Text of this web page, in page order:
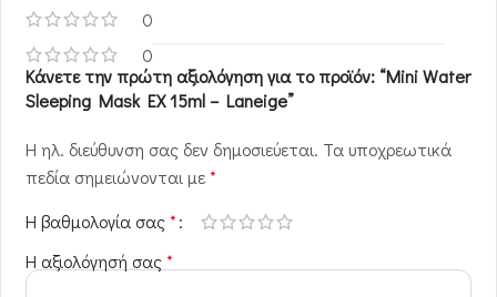
0
0
Κάνετε την πρώτη αξιολόγηση για το προϊόν: “Mini Water
Sleeping Mask EX 15ml – Laneige”
Η ηλ. διεύθυνση σας δεν δημοσιεύεται. Τα υποχρεωτικά
πεδία σημειώνονται με*
Η βαθμολογία σας*
Η αξιολόγησή σας*